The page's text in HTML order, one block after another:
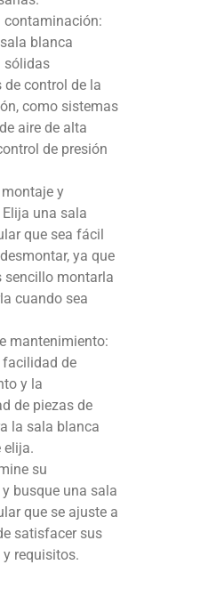
contaminación:
blanca
sólidas
de control de la
como sistemas
aire de alta
de presión
y
una sala
que sea fácil
ya que
sencillo montarla
cuando sea
mantenimiento:
facilidad de
y la
de piezas de
la sala blanca
elija.
su
busque una sala
que se ajuste a
satisfacer sus
requisitos.